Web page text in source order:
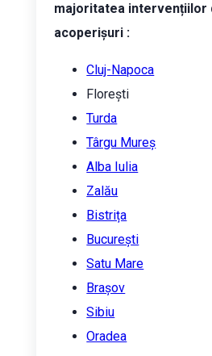
majoritatea intervențiilor
acoperișuri :
Cluj-Napoca
Florești
Turda
Târgu Mureș
Alba Iulia
Zalău
Bistrița
București
Satu Mare
Brașov
Sibiu
Oradea